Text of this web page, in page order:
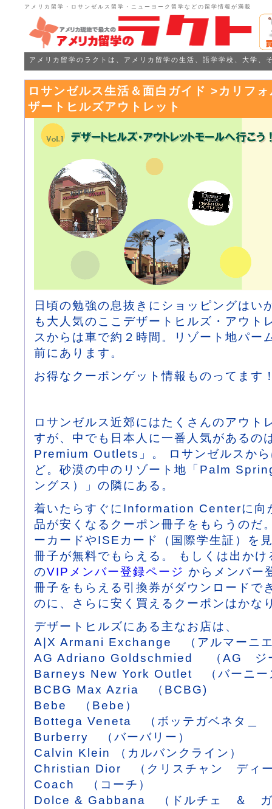
アメリカ留学・ロサンゼルス留学・ニューヨーク留学などの留学情報が満載
アメリカ留学のラクトは、アメリカ留学の生活、語学学校、大学
ロサンゼルス生活＆面白ガイド >カリフ
ザートヒルズアウトレット
日頃の勉強の息抜きにショッピングはい
も大人気のここデザートヒルズ・アウト
スからは車で約２時間。リゾート地パー
前にあります。
お得なクーポンゲット情報ものってます
ロサンゼルス近郊にはたくさんのアウト
すが、中でも日本人に一番人気がある
Premium Outlets」。 ロサンゼルスか
ど。砂漠の中のリゾート地「Palm
ングス）」の隣にある。
着いたらすぐにInformation Centerに向
品が安くなるクーポン冊子をもらうのだ
ーカードやISEカード（国際学生証）を
冊子が無料でもらえる。 もしくは出か
のVIPメンバー登録ページ からメンバー
冊子をもらえる引換券がダウンロードで
のに、さらに安く買えるクーポンはかな
デザートヒルズにある主なお店は、
A|X Armani Exchange （アルマーニエ
AG Adriano Goldschmied （AG ジ
Barneys New York Outlet （バーニー
BCBG Max Azria （BCBG)
Bebe （Bebe）
Bottega Veneta （ボッテガベネタ＿
Burberry （バーバリー）
Calvin Klein （カルバンクライン）
Christian Dior （クリスチャン ディ
Coach （コーチ）
Dolce & Gabbana （ドルチェ ＆ ガ